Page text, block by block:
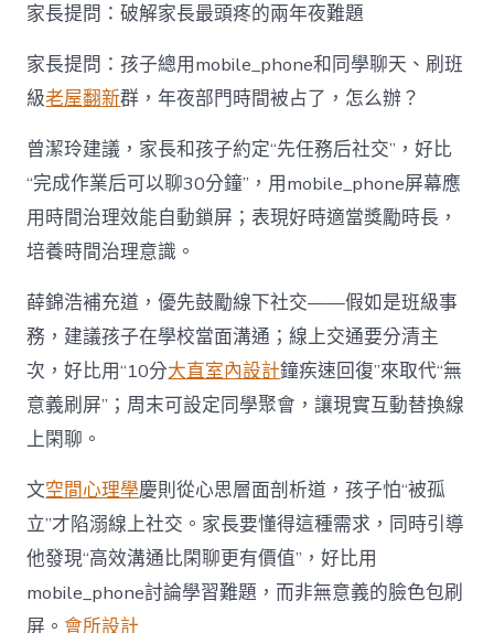
家長提問：破解家長最頭疼的兩年夜難題
家長提問：孩子總用mobile_phone和同學聊天、刷班
級老屋翻新群，年夜部門時間被占了，怎么辦？
曾潔玲建議，家長和孩子約定“先任務后社交”，好比
“完成作業后可以聊30分鐘”，用mobile_phone屏幕應
用時間治理效能自動鎖屏；表現好時適當獎勵時長，
培養時間治理意識。
薛錦浩補充道，優先鼓勵線下社交——假如是班級事
務，建議孩子在學校當面溝通；線上交通要分清主
次，好比用“10分大直室內設計鐘疾速回復”來取代“無
意義刷屏”；周末可設定同學聚會，讓現實互動替換線
上閑聊。
文空間心理學慶則從心思層面剖析道，孩子怕“被孤
立”才陷溺線上社交。家長要懂得這種需求，同時引導
他發現“高效溝通比閑聊更有價值”，好比用
mobile_phone討論學習難題，而非無意義的臉色包刷
屏。會所設計